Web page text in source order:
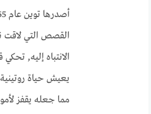
القصص التي لاقت
الانتباه إليه,
يعيش حياة
مما جعله يقفز